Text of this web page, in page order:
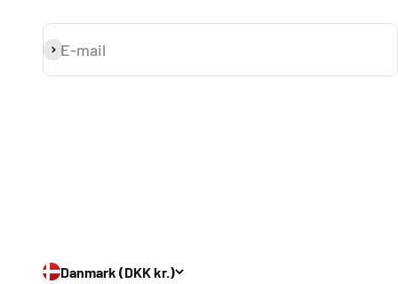
E-mail
Abonnér
Danmark (DKK kr.)